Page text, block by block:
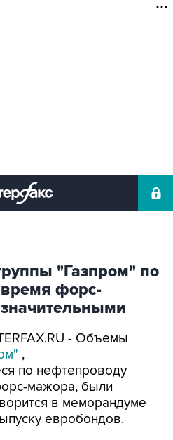
"Газпром" по
форс-
- Объемы
,
по нефтепроводу
мажора, были
в меморандуме
евробондов.